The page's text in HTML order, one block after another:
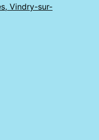
Vindry-sur-